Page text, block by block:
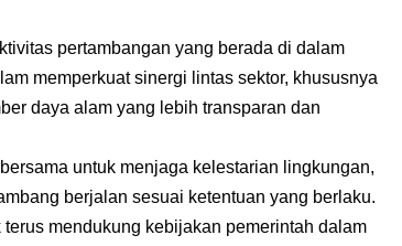
pertambangan yang berada di dalam
memperkuat sinergi lintas sektor, khususnya
daya alam yang lebih transparan dan
untuk menjaga kelestarian lingkungan,
berjalan sesuai ketentuan yang berlaku.
mendukung kebijakan pemerintah dalam